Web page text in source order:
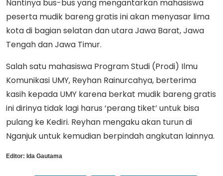
Nantinya bus-bus yang mengantarkan mahasiswa
peserta mudik bareng gratis ini akan menyasar lima
kota di bagian selatan dan utara Jawa Barat, Jawa
Tengah dan Jawa Timur.
Salah satu mahasiswa Program Studi (Prodi) Ilmu
Komunikasi UMY, Reyhan Rainurcahya, berterima
kasih kepada UMY karena berkat mudik bareng gratis
ini dirinya tidak lagi harus ‘perang tiket’ untuk bisa
pulang ke Kediri. Reyhan mengaku akan turun di
Nganjuk untuk kemudian berpindah angkutan lainnya.
Editor: Ida Gautama